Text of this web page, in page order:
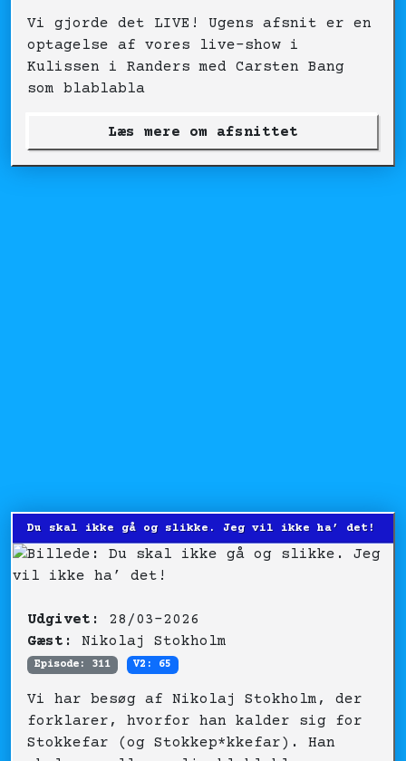
Vi gjorde det LIVE! Ugens afsnit er en
optagelse af vores live-show i
Kulissen i Randers med Carsten Bang
som blablabla
Læs mere om afsnittet
Du skal ikke gå og slikke. Jeg vil ikke ha’ det!
Udgivet:
28/03-2026
Gæst:
Nikolaj Stokholm
Episode: 311 V2: 65
Vi har besøg af Nikolaj Stokholm, der
forklarer, hvorfor han kalder sig for
Stokkefar (og Stokkep*kkefar). Han